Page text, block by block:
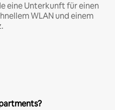
eine Unterkunft für einen
WLAN und einem